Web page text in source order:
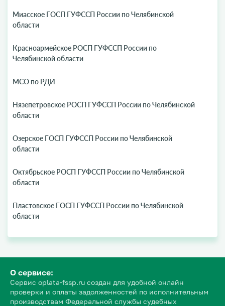
Миасское ГОСП ГУФССП России по Челябинской
области
Красноармейское РОСП ГУФССП России по
Челябинской области
МСО по РДИ
Нязепетровское РОСП ГУФССП России по Челябинской
области
Озерское ГОСП ГУФССП России по Челябинской
области
Октябрьское РОСП ГУФССП России по Челябинской
области
Пластовское ГОСП ГУФССП России по Челябинской
области
О сервисе:
Сервис oplata-fssp.ru создан для удобной онлайн
проверки и оплаты задолженностей по исполнительным
производствам Федеральной службы судебных